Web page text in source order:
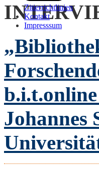
Zitierrichtlinien
Kontakt
Impresssum
Johannes